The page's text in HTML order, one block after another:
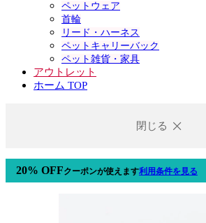
ペットウェア
首輪
リード・ハーネス
ペットキャリーバック
ペット雑貨・家具
アウトレット
ホーム TOP
閉じる
20% OFFクーポンが使えます利用条件を見る